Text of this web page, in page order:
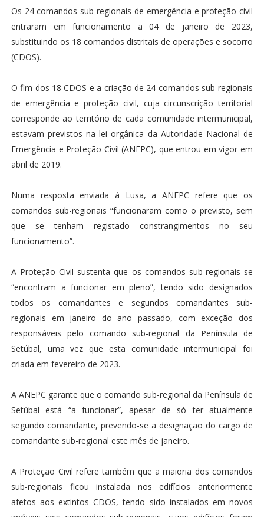
Os 24 comandos sub-regionais de emergência e proteção civil
entraram em funcionamento a 04 de janeiro de 2023,
substituindo os 18 comandos distritais de operações e socorro
(CDOS).
O fim dos 18 CDOS e a criação de 24 comandos sub-regionais
de emergência e proteção civil, cuja circunscrição territorial
corresponde ao território de cada comunidade intermunicipal,
estavam previstos na lei orgânica da Autoridade Nacional de
Emergência e Proteção Civil (ANEPC), que entrou em vigor em
abril de 2019.
Numa resposta enviada à Lusa, a ANEPC refere que os
comandos sub-regionais “funcionaram como o previsto, sem
que se tenham registado constrangimentos no seu
funcionamento”.
A Proteção Civil sustenta que os comandos sub-regionais se
“encontram a funcionar em pleno”, tendo sido designados
todos os comandantes e segundos comandantes sub-
regionais em janeiro do ano passado, com exceção dos
responsáveis pelo comando sub-regional da Península de
Setúbal, uma vez que esta comunidade intermunicipal foi
criada em fevereiro de 2023.
A ANEPC garante que o comando sub-regional da Península de
Setúbal está “a funcionar”, apesar de só ter atualmente
segundo comandante, prevendo-se a designação do cargo de
comandante sub-regional este mês de janeiro.
A Proteção Civil refere também que a maioria dos comandos
sub-regionais ficou instalada nos edifícios anteriormente
afetos aos extintos CDOS, tendo sido instalados em novos